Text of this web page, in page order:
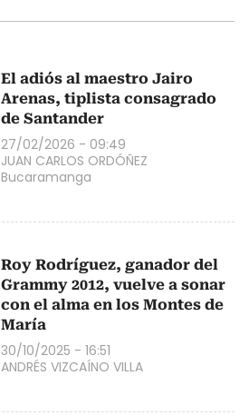
El adiós al maestro Jairo
Arenas, tiplista consagrado
de Santander
27/02/2026 - 09:49
JUAN CARLOS ORDÓÑEZ
Bucaramanga
Roy Rodríguez, ganador del
Grammy 2012, vuelve a sonar
con el alma en los Montes de
María
30/10/2025 - 16:51
ANDRÉS VIZCAÍNO VILLA